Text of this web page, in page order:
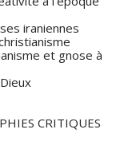
iraniennes
et gnose à
CRITIQUES